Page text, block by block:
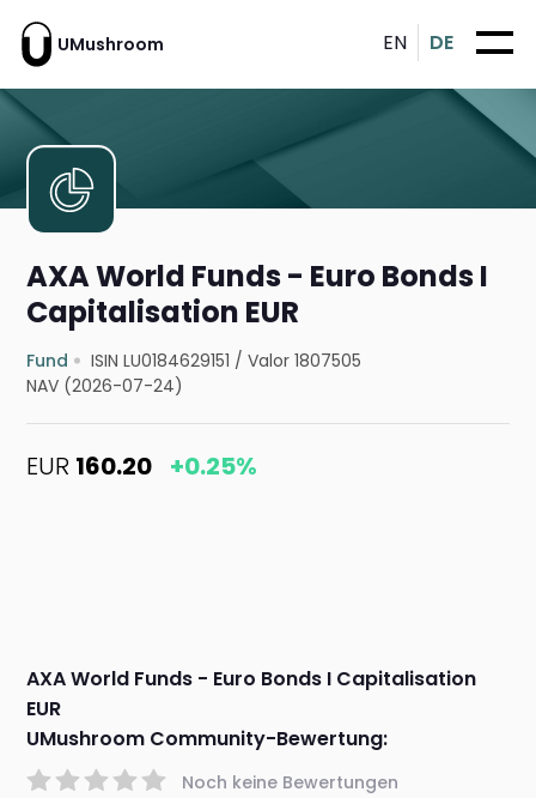
UMushroom EN DE
AXA World Funds - Euro Bonds I
Capitalisation EUR
Fund ISIN LU0184629151 /Valor 1807505
NAV (2026-07-24)
EUR 160.20 +0.25%
AXA World Funds - Euro Bonds I Capitalisation
EUR
UMushroom Community-Bewertung:
Noch keine Bewertungen